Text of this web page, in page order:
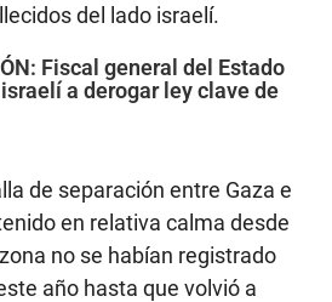
del lado israelí.
Fiscal general del Estado
a derogar ley clave de
de separación entre Gaza e
en relativa calma desde
no se habían registrado
año hasta que volvió a